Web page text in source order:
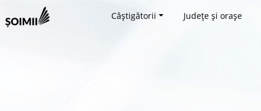
Câștigătorii Județe și orașe